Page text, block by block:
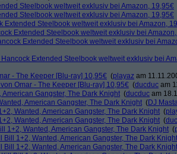
Steelbook weltweit exklusiv bei Amazon, 19,95€
Steelbook weltweit exklusiv bei Amazon, 19,95€
Extended Steelbook weltweit exklusiv bei Amazon,
Extended Steelbook weltweit exklusiv bei
Extended Steelbook weltweit exklusiv bei
Hancock Extended Steelbook weltweit exklusiv bei
- The Keeper [Blu-ray] 10,95€ (playaz am
Omar - The Keeper [Blu-ray] 10,95€ (ducduc am
American Gangster, The Dark Knight (ducduc am
American Gangster, The Dark Knight (DJ
Wanted, American Gangster, The Dark Knight (
Wanted, American Gangster, The Dark Knight (
1+2, Wanted, American Gangster, The Dark Knight (
Bill 1+2, Wanted, American Gangster, The Dark Knight
Bill 1+2, Wanted, American Gangster, The Dark Knight